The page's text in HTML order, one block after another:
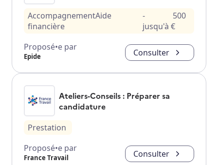
AccompagnementAide
financière
-
jusqu'à
500
€
Proposé•e par
Epide Consulter
Ateliers-Conseils : Préparer sa
candidature
Prestation
Proposé•e par
France Travail Consulter